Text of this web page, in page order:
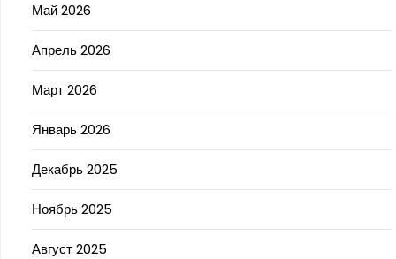
Май 2026
Апрель 2026
Март 2026
Январь 2026
Декабрь 2025
Ноябрь 2025
Август 2025